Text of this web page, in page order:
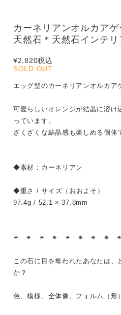
カーネリアンオルカア
天然石＊天然石インテリ
¥2,820税込
SOLD OUT
エッグ型のカーネリアンオルカア
可愛らしいオレンジが結晶に溶け
っています。
ざくざくな結晶感も楽しめる個体
◆素材：カーネリアン
◆重さ / サイズ（おおよそ）
97.4g / 52.1 × 37.8mm
✴︎ ✴︎ ✴︎ ✴︎ ✴︎ ✴︎ ✴︎ ✴︎
この石に目を奪われたあなたは、
か？
色、模様、全体像、フォルム（形